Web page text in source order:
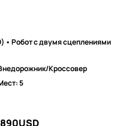
• Робот с двумя сцеплениями
Кроссовер
5
USD